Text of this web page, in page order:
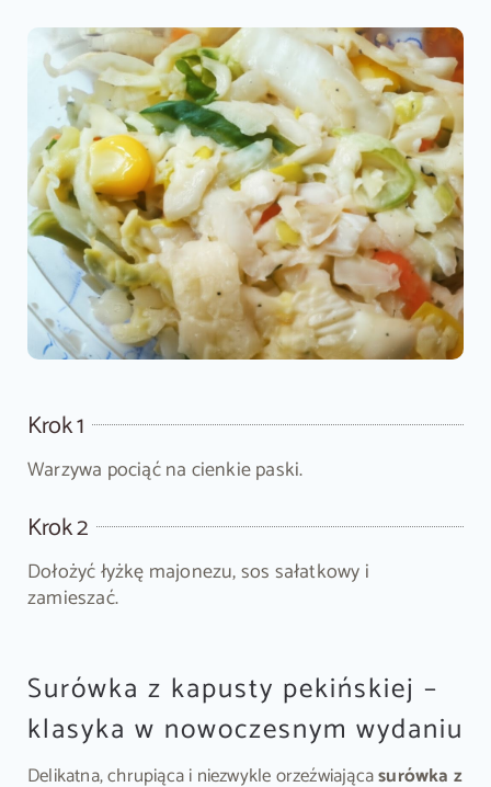
Krok 1
Warzywa pociąć na cienkie paski.
Krok 2
Dołożyć łyżkę majonezu, sos sałatkowy i
zamieszać.
Surówka z kapusty pekińskiej –
klasyka w nowoczesnym wydaniu
Delikatna, chrupiąca i niezwykle orzeźwiającasurówka z